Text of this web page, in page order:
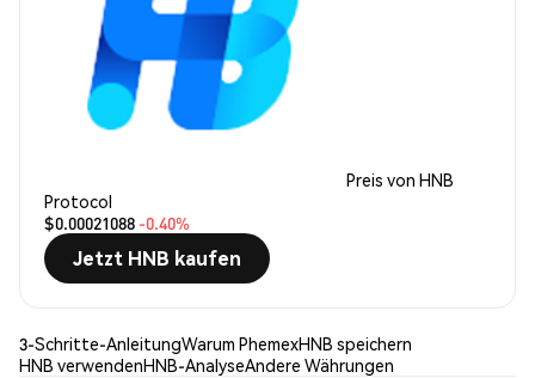
Preis von HNB
Protocol
$0.00021088 -0.40%
Jetzt HNB kaufen
3-Schritte-AnleitungWarum PhemexHNB speichern
HNB verwendenHNB-AnalyseAndere Währungen